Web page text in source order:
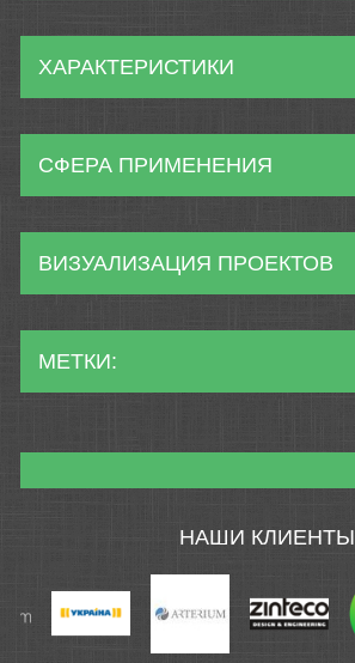
ХАРАКТЕРИСТИКИ
СФЕРА ПРИМЕНЕНИЯ
ВИЗУАЛИЗАЦИЯ ПРОЕКТОВ
МЕТКИ:
НАШИ КЛИЕНТЫ